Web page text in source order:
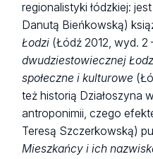
regionalistyki łódzkiej:
Danutą Bieńkowską)
Łodzi (Łódź 2012, wyd. 2
dwudziestowiecznej
społeczne i kulturowe
też historią Działoszyna
antroponimii, czego
Teresą Szczerkowską)
Mieszkańcy i ich